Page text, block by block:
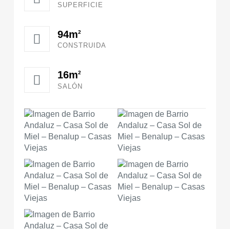
SUPERFICIE
94m2
CONSTRUIDA
16m2
SALÓN